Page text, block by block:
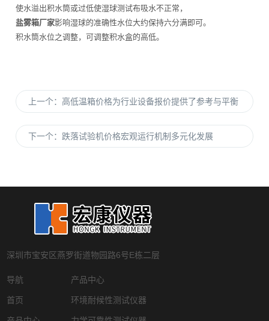
使水溢出积水筒或过低使湿球测试布吸水不正常，
盐雾箱厂家影响湿球的准确性水位大约保持六分满即可。
积水筒水位之调整，可调整积水盒的高低。
上一个：高低温箱价格为行业设备报价提供了参考与平衡
下一个： 跌落试验机价格宏观运行机制多元化发展
深圳市宝安区燕罗街道物园路6号E栋二层
导航
首页
产品中心
环境耐候性测试仪器